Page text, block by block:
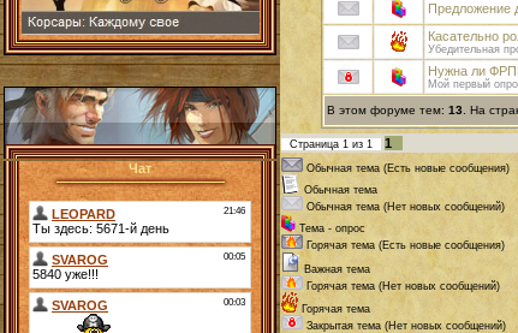
Чат
Предложение
Касательно
Убедительная
Нужна ли
Мой первый
В этом форуме тем:13 . На
Страница 1 из 1 1
Обычная тема (Есть новые сообщения)
Обычная тема
Обычная тема (Нет новых сообщений)
Тема - опрос
Горячая тема (Есть новые сообщения)
Важная тема
Горячая тема (Нет новых сообщений)
Горячая тема
Закрытая тема (Нет новых сообщений)